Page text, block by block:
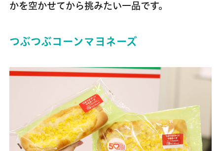
かを空かせてから挑みたい一品です。
つぶつぶコーンマヨネーズ